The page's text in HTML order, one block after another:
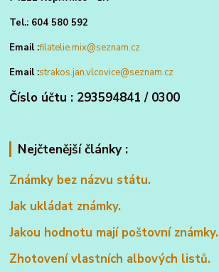
Tel.: 604 580 592
Email :filatelie.mix@seznam.cz
Email :strakos.jan.vlcovice@seznam.cz
Číslo účtu : 293594841 / 0300
Nejčtenější články :
Známky bez názvu státu.
Jak ukládat známky.
Jakou hodnotu mají poštovní známky.
Zhotovení vlastních albových listů.